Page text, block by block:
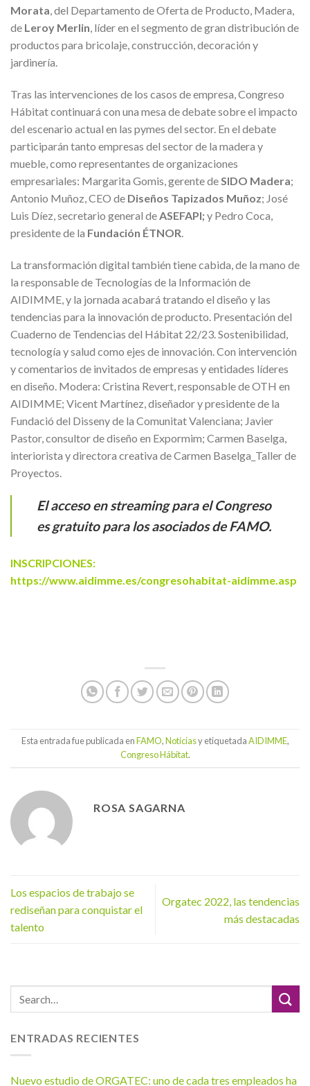
Morata, del Departamento de Oferta de Producto, Madera,
de Leroy Merlin, líder en el segmento de gran distribución de
productos para bricolaje, construcción, decoración y
jardinería.
Tras las intervenciones de los casos de empresa, Congreso
Hábitat continuará con una mesa de debate sobre el impacto
del escenario actual en las pymes del sector. En el debate
participarán tanto empresas del sector de la madera y
mueble, como representantes de organizaciones
empresariales: Margarita Gomis, gerente de SIDO Madera;
Antonio Muñoz, CEO de Diseños Tapizados Muñoz; José
Luis Díez, secretario general de ASEFAPI;y Pedro Coca,
presidente de la Fundación ÉTNOR
La transformación digital también tiene cabida, de la mano de
la responsable de Tecnologías de la Información de
AIDIMME, y la jornada acabará tratando el diseño y las
tendencias para la innovación de producto. Presentación del
Cuaderno de Tendencias del Hábitat 22/23. Sostenibilidad,
tecnología y salud como ejes de innovación. Con intervención
y comentarios de invitados de empresas y entidades líderes
en diseño. Modera: Cristina Revert, responsable de OTH en
AIDIMME; Vicent Martínez, diseñador y presidente de la
Fundació del Disseny de la Comunitat Valenciana; Javier
Pastor, consultor de diseño en Expormim; Carmen Baselga,
interiorista y directora creativa de Carmen Baselga_Taller de
Proyectos.
El acceso enstreamingpara el Congreso
es gratuito para los asociados de FAMO.
INSCRIPCIONES:
https://www.aidimme.es/congresohabitat-aidimme.asp
Esta entrada fue publicada enFAMO,Noticiasy etiquetadaAIDIMME,
Congreso Hábitat.
ROSA SAGARNA
Los espacios de trabajo se
rediseñan para conquistar el
talento
Orgatec 2022, las tendencias
más destacadas
ENTRADAS RECIENTES
Nuevo estudio de ORGATEC: uno de cada tres empleados ha